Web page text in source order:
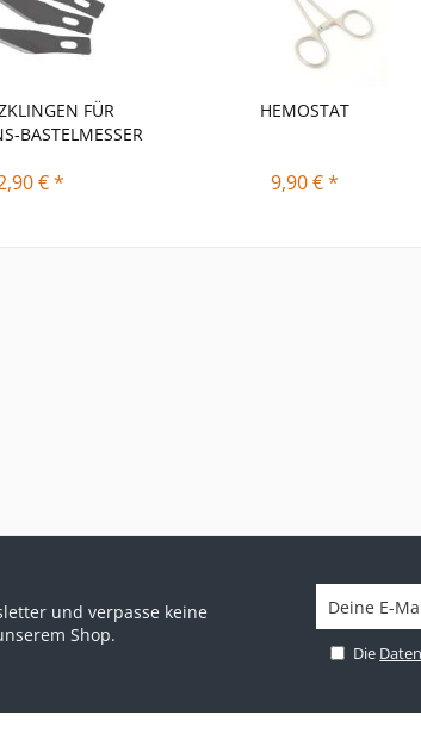
FÜR
BASTELMESSER
€ *
HEMOSTAT
9,90 € *
und verpasse keine
Shop.
Die